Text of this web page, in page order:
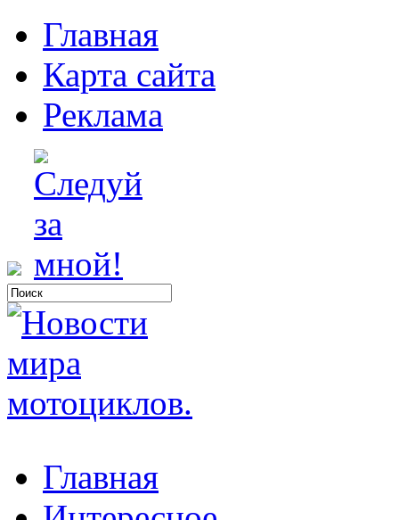
Главная
Карта сайта
Реклама
Главная